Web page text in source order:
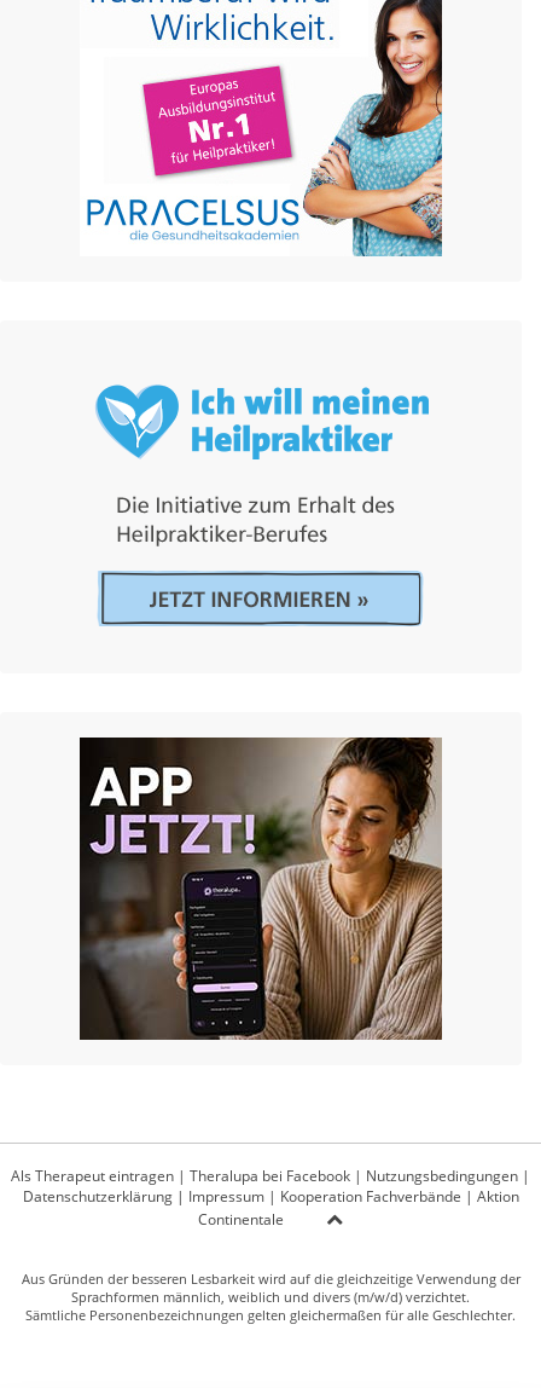
Als Therapeut eintragen | Theralupa bei Facebook | Nutzungsbedingungen |
Datenschutzerklärung| Impressum| Kooperation Fachverbände | Aktion
Continentale
Aus Gründen der besseren Lesbarkeit wird auf die gleichzeitige Verwendung der
Sprachformen männlich, weiblich und divers (m/w/d) verzichtet.
Sämtliche Personenbezeichnungen gelten gleichermaßen für alle Geschlechter.